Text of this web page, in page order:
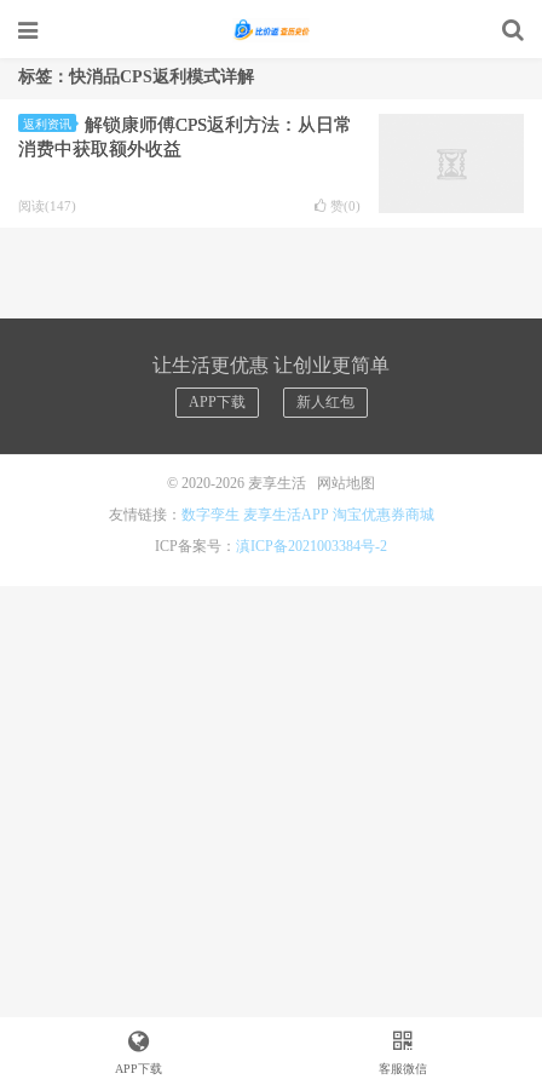
标签：快消品CPS返利模式详解
返利资讯
解锁康师傅CPS返利方法：从日常
消费中获取额外收益
阅读(147) 赞(0)
让生活更优惠 让创业更简单
APP下载 新人红包
© 2020-2026 麦享生活
网站地图
友情链接： 数字孪生 麦享生活APP 淘宝优惠券商城
ICP备案号： 滇ICP备2021003384号-2
APP下载 客服微信